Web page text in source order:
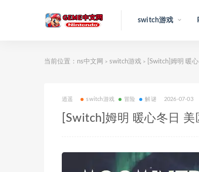
switch游戏
当前位置： ns中文网 > switch游戏 > [Switch]姆明 暖
逍遥 switch游戏 冒险 解谜 2026-07-03
[Switch]姆明 暖心冬日